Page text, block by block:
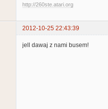
http://260ste.atari.org
2012-10-25 22:43:39
jell dawaj z nami busem!